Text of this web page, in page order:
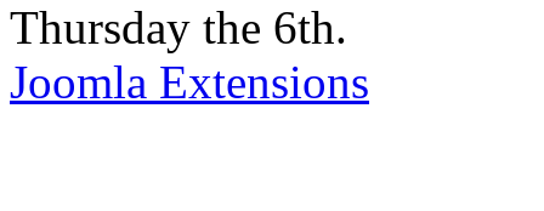
Thursday the 6th.
Joomla Extensions